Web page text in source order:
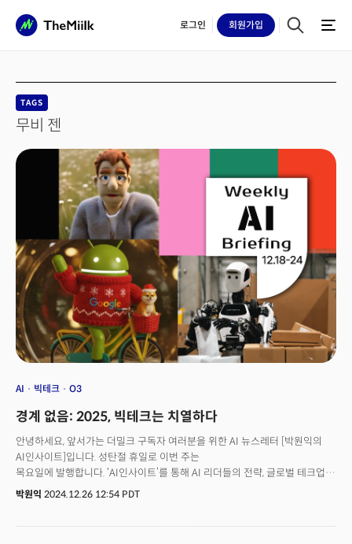
로그인 회원가입
TAGS
무비 젠
AI 빅테크 O3
경계 없음: 2025, 빅테크는 치열하다
안녕하세요, 앞서가는 더밀크 구독자 여러분을 위한 AI 뉴스레터 [박원익의
AI인사이트]입니다. 성탄절 휴일로 이번 주는
목요일에 발행합니다. ‘AI인사이트’를 통해 AI 리더들의 전략, 글로벌 테크업계
최신 흐름 및 중요 시그널을 놓치지 말고 확인하세요! “특별한 한 해의
박원익 2024.12.26 12:54 PDT